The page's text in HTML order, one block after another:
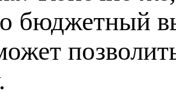
бюджетный